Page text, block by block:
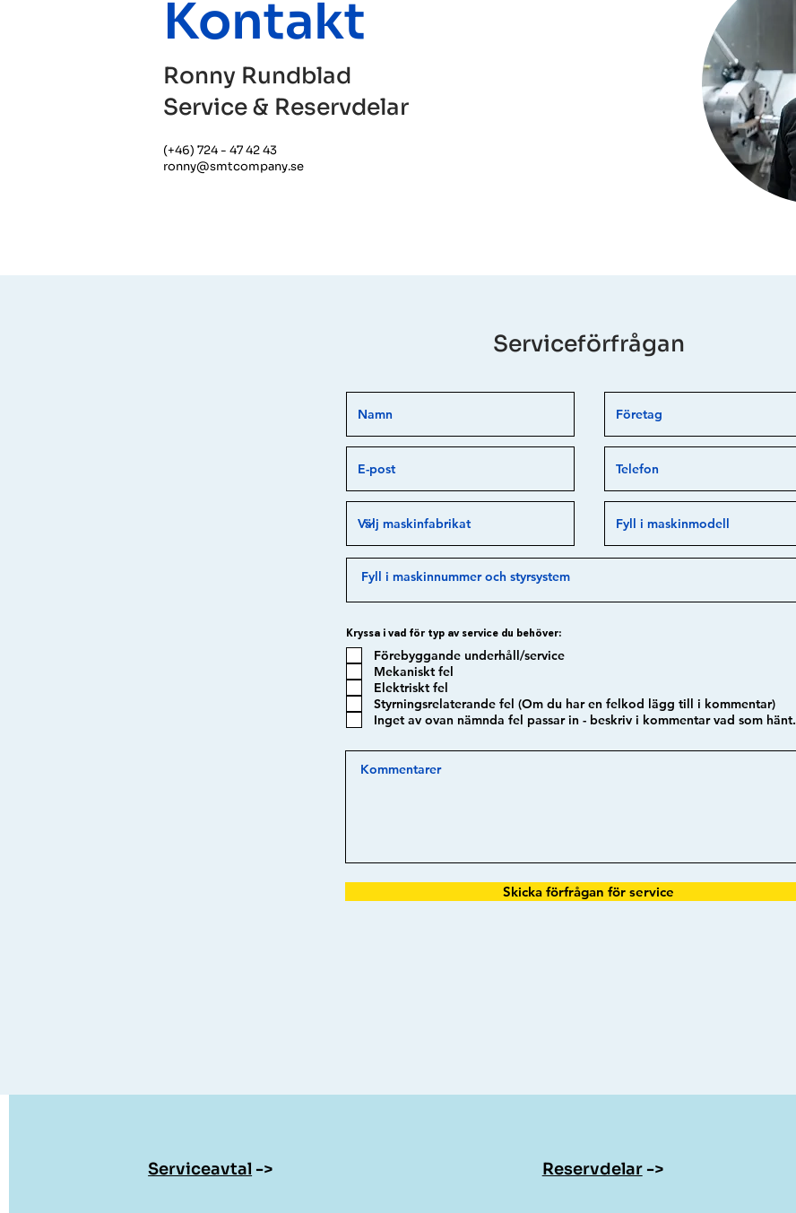
Kontakt
Ronny Rundblad
Service & Reservdelar
(+46) 724 - 47 42 43
ronny@smtcompany.se
Serviceförfrågan
Kryssa i vad för typ av service du behöver:
Förebyggande underhåll/service
Mekaniskt fel
Elektriskt fel
Styrningsrelaterande fel (Om du har en felkod lägg till i kommentar)
Inget av ovan nämnda fel passar in - beskriv i kommentar vad som hänt.
Skicka förfrågan för service
Serviceavtal -> Reservdelar->